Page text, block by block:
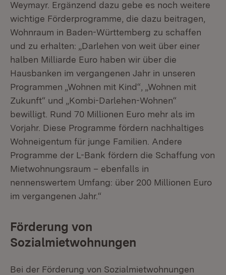
Weymayr. Ergänzend dazu gebe es noch weitere
wichtige Förderprogramme, die dazu beitragen,
Wohnraum in Baden-Württemberg zu schaffen
und zu erhalten: „Darlehen von weit über einer
halben Milliarde Euro haben wir über die
Hausbanken im vergangenen Jahr in unseren
Programmen „Wohnen mit Kind“, „Wohnen mit
Zukunft“ und „Kombi-Darlehen-Wohnen“
bewilligt. Rund 70 Millionen Euro mehr als im
Vorjahr. Diese Programme fördern nachhaltiges
Wohneigentum für junge Familien. Andere
Programme der L-Bank fördern die Schaffung von
Mietwohnungsraum – ebenfalls in
nennenswertem Umfang: über 200 Millionen Euro
im vergangenen Jahr.“
Förderung von
Sozialmietwohnungen
Bei der Förderung von Sozialmietwohnungen